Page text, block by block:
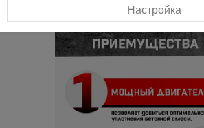
Простота в использовании
Легкая очистка валов и наконечников.
Настройка